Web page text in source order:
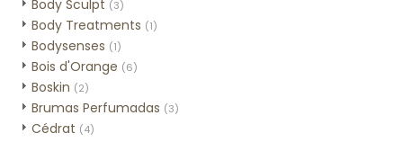
Body Sculpt (3)
Body Treatments (1)
Bodysenses (1)
Bois d'Orange (6)
Boskin (2)
Brumas Perfumadas (3)
Cédrat (4)